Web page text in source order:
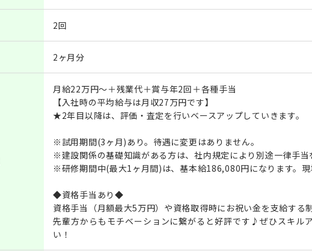
2回
2ヶ月分
月給22万円～＋残業代＋賞与年2回＋各種手当
【入社時の平均給与は月収27万円です】
★2年目以降は、評価・査定を行いベースアップしていきます。
※試用期間(3ヶ月)あり。待遇に変更はありません。
※建設関係の基礎知識がある方は、社内規定により別途一律手当
※研修期間中(最大1ヶ月間)は、基本給186,080円になります。現
◆資格手当あり◆
資格手当（月額最大5万円）や資格取得時にお祝い金を支給する制
先輩方からもモチベーションに繋がると好評です♪ぜひスキル
い！